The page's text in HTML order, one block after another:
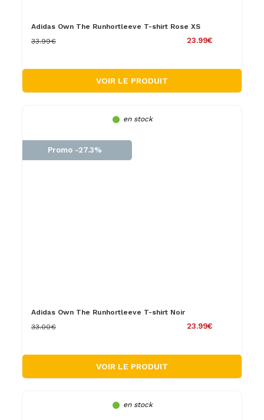
Adidas Own The Runhortleeve T-shirt Rose XS
23.99€
33.99€
VOIR LE PRODUIT
en stock
Promo -27.3%
Adidas Own The Runhortleeve T-shirt Noir
23.99€
33.00€
VOIR LE PRODUIT
en stock